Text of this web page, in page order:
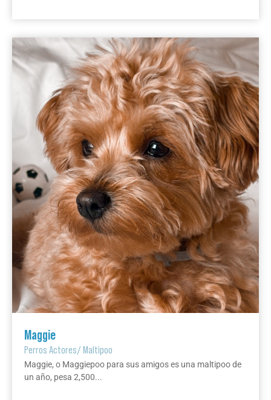
Maggie
Perros Actores/Maltipoo
Maggie, o Maggiepoo para sus amigos es una maltipoo de
un año, pesa 2,500...